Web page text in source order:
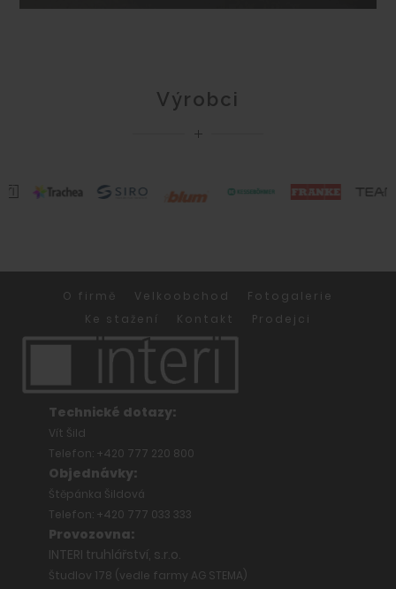
Výrobci
O firmě Velkoobchod
Fotogalerie
Ke stažení
Kontakt Prodejci
Technické dotazy:
Vít Šild
Telefon: +420 777 220 800
Objednávky:
Štěpánka Šildová
Telefon: +420 777 033 333
Provozovna:
INTERI truhlářství, s.r.o.
Študlov 178 (vedle farmy AG STEMA)